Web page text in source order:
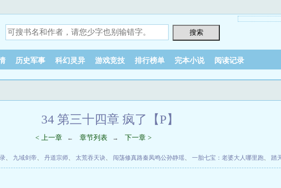
历史军事 科幻灵异 游戏竞技 排行榜单 完本小说 阅读记录
34 第三十四章 疯了【P】
< 上一章 ← 章节列表 → 下一章 >
、 九域剑帝、 丹道宗师、 太荒吞天诀、 闯荡修真路秦凤鸣公孙静瑶、 一胎七宝：老婆大人哪里跑、 踏